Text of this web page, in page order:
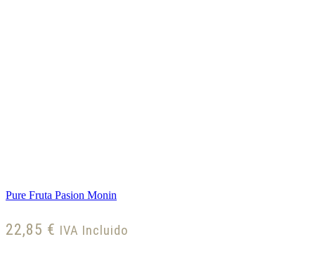
Pure Fruta Pasion Monin
22,85 € IVA Incluido